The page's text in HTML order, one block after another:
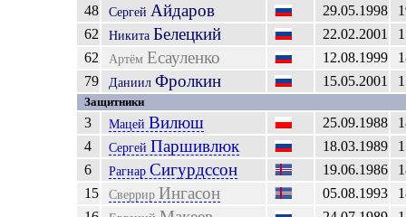
48
Сергей Айдаров 29.05.1998
62
Никита Белецкий 22.02.2001
62
Артём Есауленко 12.08.1999
79
Даниил Фролкин 15.05.2001
Защитники
3 Мацей Вилюш 25.09.1988
4
Сергей Паршивлюк 18.03.1989
6
Рагнар Сигурдссон 19.06.1986
15
Сверрир Ингасон 05.08.1993